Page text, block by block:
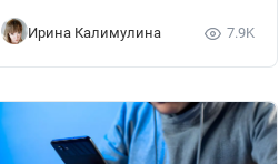
Ирина Калимулина 7.9K